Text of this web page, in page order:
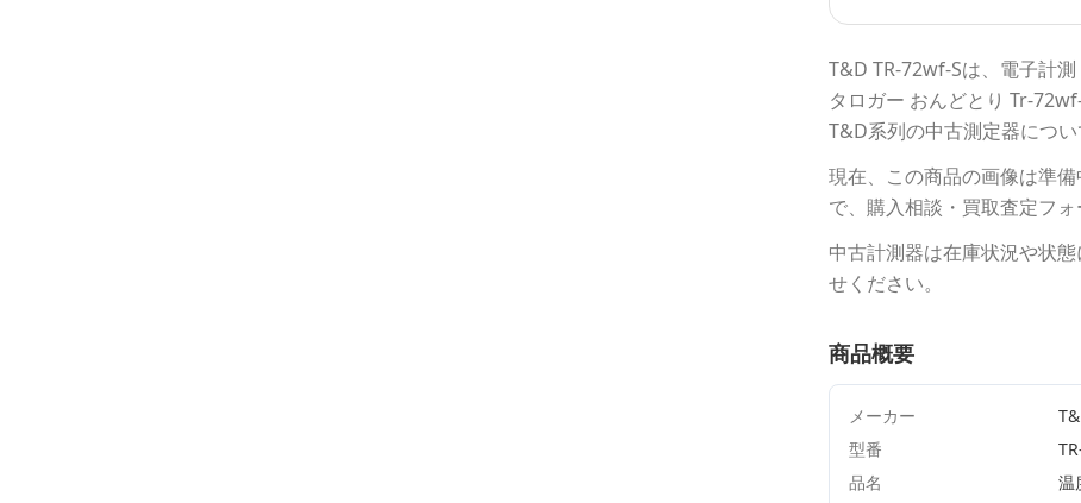
T&D TR-72wf-Sは、電子計
タロガー おんどとり Tr-
T&D系列の中古測定器につ
現在、この商品の画像は準
で、購入相談・買取査定フォ
中古計測器は在庫状況や状
せください。
商品概要
メーカー
型番
品名
温